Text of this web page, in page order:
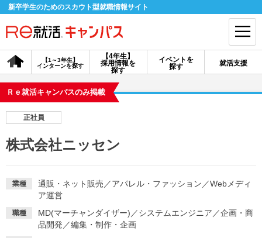
新卒学生のためのスカウト型就職情報サイト
【4年生】
採用情報を
探す
【1～3年生】
インターンを探す
イベントを
探す
就活支援
会員登録 ログイン
探す
イベントを探す スカウト お知らせ
Ｒｅ就活キャンパスのみ掲載
正社員
株式会社ニッセン
業種 通販・ネット販売 ／アパレル・ファッション ／Webメディ
ア運営
職種 MD(マーチャンダイザー) ／システムエンジニア ／企画・商
品開発 ／編集・制作・企画